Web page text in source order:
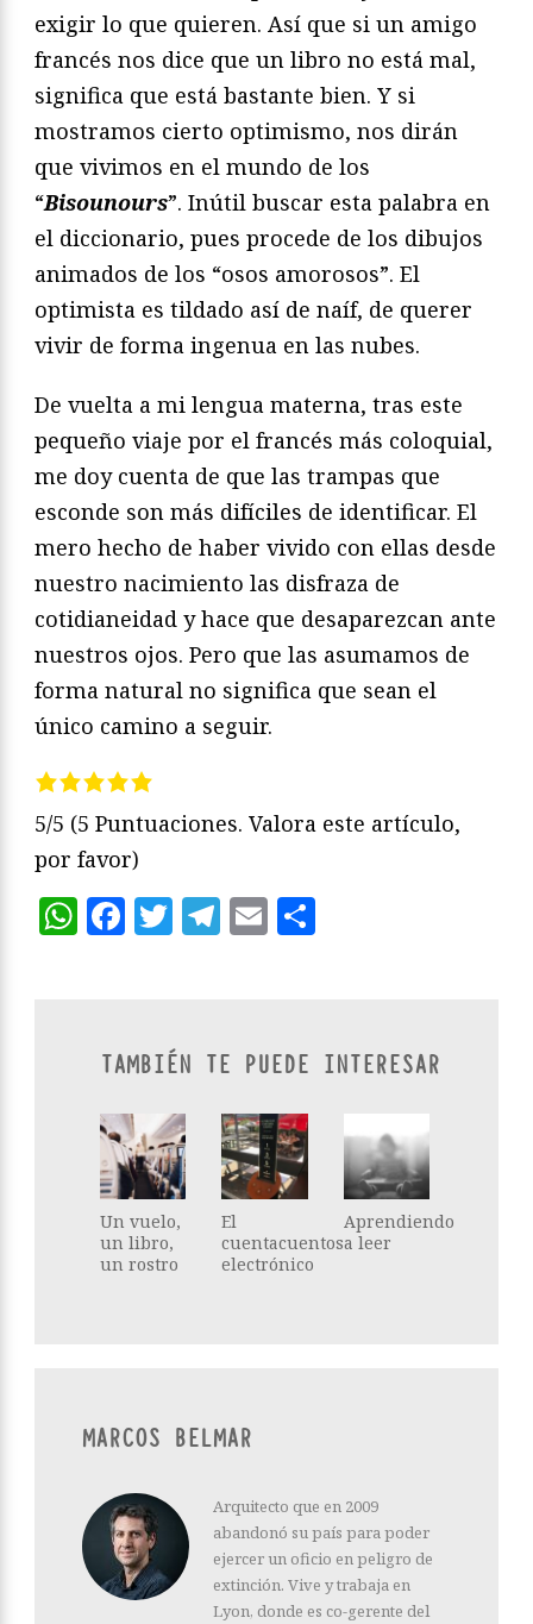
exigir lo que quieren. Así que si un amigo
francés nos dice que un libro no está mal,
significa que está bastante bien. Y si
mostramos cierto optimismo, nos dirán
que vivimos en el mundo de los
“Bisounours”. Inútil buscar esta palabra en
el diccionario, pues procede de los dibujos
animados de los “osos amorosos”. El
optimista es tildado así de naíf, de querer
vivir de forma ingenua en las nubes.
De vuelta a mi lengua materna, tras este
pequeño viaje por el francés más coloquial,
me doy cuenta de que las trampas que
esconde son más difíciles de identificar. El
mero hecho de haber vivido con ellas desde
nuestro nacimiento las disfraza de
cotidianeidad y hace que desaparezcan ante
nuestros ojos. Pero que las asumamos de
forma natural no significa que sean el
único camino a seguir.
5/5 (5 Puntuaciones. Valora este artículo,
por favor)
WhatsApp
Facebook
Twitter
Telegram
Email
TAMBIÉN TE PUEDE INTERESAR
Un vuelo,
un libro,
un rostro
El
cuentacuentos
electrónico
Aprendiendo
a leer
MARCOS BELMAR
Arquitecto que en 2009
abandonó su país para poder
ejercer un oficio en peligro de
extinción. Vive y trabaja en
Lyon, donde es co-gerente del